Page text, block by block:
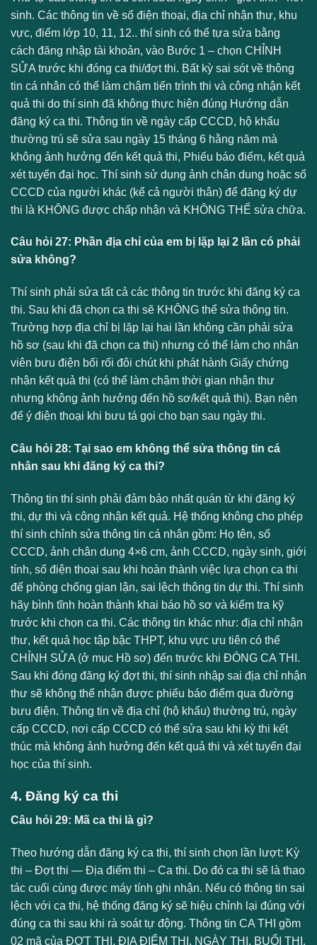
sinh. Các thông tin về số điện thoại, địa chỉ nhận thư, khu
vực, điểm lớp 10, 11, 12.. thí sinh có thể tựa sửa bằng
cách đăng nhập tài khoản, vào Bước 1 – chọn CHỈNH
SỬA trước khi đóng ca thi/đợt thi. Bất kỳ sai sót về thông
tin cá nhân có thể làm chậm tiến trình thi và công nhận kết
quả thi do thí sinh đã không thực hiện đúng Hướng dẫn
đăng ký ca thi. Thông tin về ngày cấp CCCD, hộ khẩu
thường trú sẽ sửa sau ngày 15 tháng 6 hằng năm mà
không ảnh hưởng đến kết quả thi, Phiếu báo điểm, kết quả
xét tuyển đại học. Thí sinh sử dụng ảnh chân dung hoặc số
CCCD của người khác (kể cả người thân) để đăng ký dự
thi là KHÔNG được chấp nhận và KHÔNG THỂ sửa chữa.
Câu hỏi 27: Phần địa chỉ của em bị lặp lại 2 lần có phải
sửa không?
Thí sinh phải sửa tất cả các thông tin trước khi đăng ký ca
thi. Sau khi đã chọn ca thi sẽ KHÔNG thể sửa thông tin.
Trường hợp địa chỉ bị lặp lại hai lần không cần phải sửa
hồ sơ (sau khi đã chọn ca thi) nhưng có thể làm cho nhân
viên bưu điện bối rối đôi chút khi phát hành Giấy chứng
nhận kết quả thi (có thể làm chậm thời gian nhận thư
nhưng không ảnh hưởng đến hồ sơ/kết quả thi). Bạn nên
để ý điện thoại khi bưu tá gọi cho bạn sau ngày thi.
Câu hỏi 28: Tại sao em không thể sửa thông tin cá
nhân sau khi đăng ký ca thi?
Thông tin thí sinh phải đảm bảo nhất quán từ khi đăng ký
thi, dự thi và công nhận kết quả. Hệ thống không cho phép
thí sinh chỉnh sửa thông tin cá nhân gồm: Họ tên, số
CCCD, ảnh chân dung 4×6 cm, ảnh CCCD, ngày sinh, giới
tính, số điện thoại sau khi hoàn thành việc lựa chọn ca thi
để phòng chống gian lận, sai lệch thông tin dự thi. Thí sinh
hãy bình tĩnh hoàn thành khai báo hồ sơ và kiểm tra kỹ
trước khi chọn ca thi. Các thông tin khác như: địa chỉ nhận
thư, kết quả học tập bậc THPT, khu vực ưu tiên có thể
CHỈNH SỬA (ở mục Hồ sơ) đến trước khi ĐÓNG CA THI.
Sau khi đóng đăng ký đợt thi, thí sinh nhập sai địa chỉ nhận
thư sẽ không thể nhận được phiếu báo điểm qua đường
bưu điện. Thông tin về địa chỉ (hộ khẩu) thường trú, ngày
cấp CCCD, nơi cấp CCCD có thể sửa sau khi kỳ thi kết
thúc mà không ảnh hưởng đến kết quả thi và xét tuyển đại
học của thí sinh.
4. Đăng ký ca thi
Câu hỏi 29: Mã ca thi là gì?
Theo hướng dẫn đăng ký ca thi, thí sinh chọn lần lượt: Kỳ
thi – Đợt thi — Địa điểm thi – Ca thi. Do đó ca thi sẽ là thao
tác cuối cùng được máy tính ghi nhận. Nếu có thông tin sai
lệch với ca thi, hệ thống đăng ký sẽ hiệu chỉnh lại đúng với
đúng ca thi sau khi rà soát tự động. Thông tin CA THI gồm
02 mã của ĐỢT THI. ĐỊA ĐIỂM THI. NGÀY THI. BUỔI THI.